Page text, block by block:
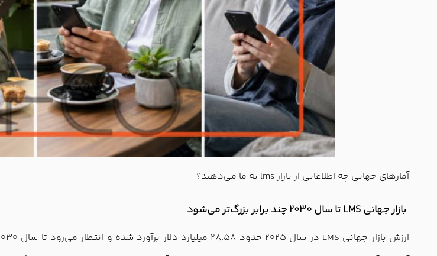
آمارهای جهانی چه اطلاعاتی از بازار lms به ما می‌دهند؟
بازار جهانی LMS تا سال 2030 چند برابر بزرگ‌تر می‌شود